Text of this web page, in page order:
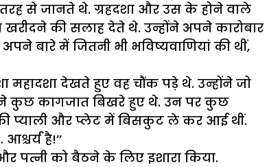
से जानते थे. ग्रहदशा और उस के होने वाले
की सलाह देते थे. उन्होंने अपने कारोबार
बारे में जितनी भी भविष्यवाणियां की थीं,
देखते हुए वह चौंक पड़े थे. उन्होंने जो
कुछ कागजात बिखरे हुए थे. उन पर कुछ
की प्याली और प्लेट में बिसकुट ले कर आई थीं.
है!’’
पत्नी को बैठने के लिए इशारा किया.